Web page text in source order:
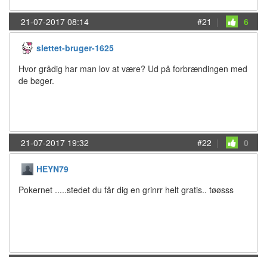
21-07-2017 08:14 #21 | 6
slettet-bruger-1625
Hvor grådig har man lov at være? Ud på forbrændingen med
de bøger.
21-07-2017 19:32 #22 | 0
HEYN79
Pokernet .....stedet du får dig en grinrr helt gratis.. tøøsss